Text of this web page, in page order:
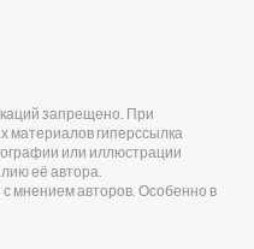
запрещено. При
материалов гиперссылка
или иллюстрации
её автора.
мнением авторов. Особенно в